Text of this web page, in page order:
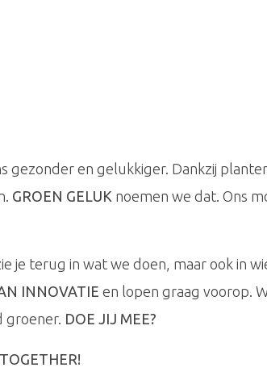
gezonder en gelukkiger. Dankzij
GROEN GELUK noemen we dat. Ons
je terug in wat we doen, maar ook in
INNOVATIE en lopen graag voorop.
groener. DOE JIJ MEE?